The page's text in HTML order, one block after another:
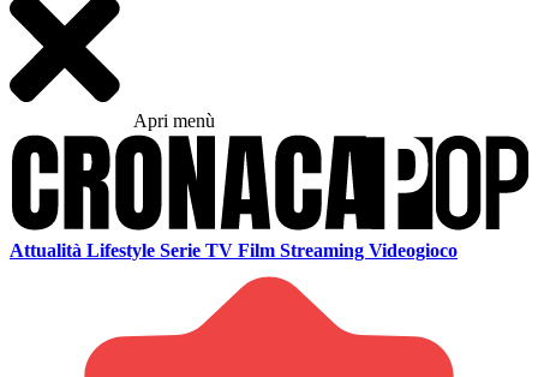
Apri menù
Attualità Lifestyle Serie TV Film Streaming Videogioco